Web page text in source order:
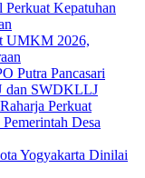
Perkuat Kepatuhan
UMKM 2026,
Putra Pancasari
dan SWDKLLJ
Perkuat
Desa
Yogyakarta Dinilai